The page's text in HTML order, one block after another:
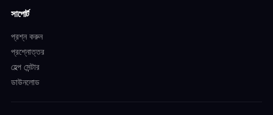
সাপোর্ট
প্রশ্ন করুন
প্রশ্নোত্তর
হেল্প সেন্টার
ডাউনলোড